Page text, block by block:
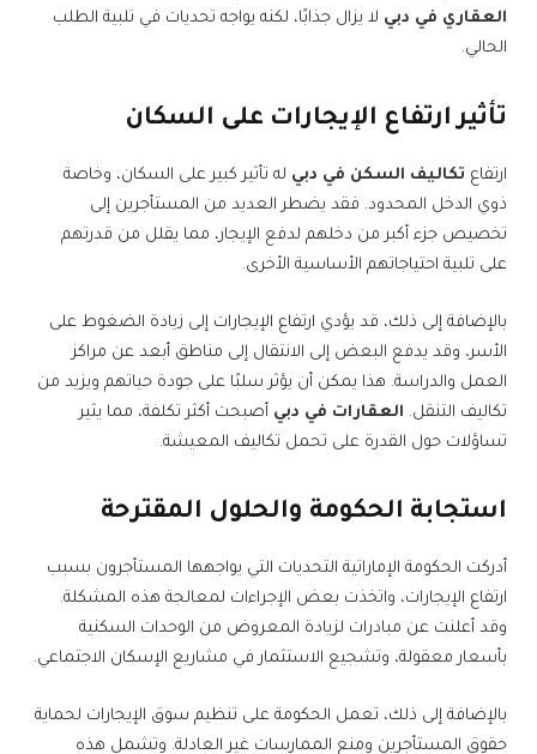
العقاري في دبي لا يزال جذابًا، لكنه يواجه تحديات في تلبية الطلب
الحالي.
تأثير ارتفاع الإيجارات على السكان
ارتفاع تكاليف السكن في دبي له تأثير كبير على السكان، وخاصة
ذوي الدخل المحدود. فقد يضطر العديد من المستأجرين إلى
تخصيص جزء أكبر من دخلهم لدفع الإيجار، مما يقلل من قدرتهم
على تلبية احتياجاتهم الأساسية الأخرى.
بالإضافة إلى ذلك، قد يؤدي ارتفاع الإيجارات إلى زيادة الضغوط على
الأسر، وقد يدفع البعض إلى الانتقال إلى مناطق أبعد عن مراكز
العمل والدراسة. هذا يمكن أن يؤثر سلبًا على جودة حياتهم ويزيد من
تكاليف التنقل. العقارات في دبي أصبحت أكثر تكلفة، مما يثير
تساؤلات حول القدرة على تحمل تكاليف المعيشة.
استجابة الحكومة والحلول المقترحة
أدركت الحكومة الإماراتية التحديات التي يواجهها المستأجرون بسبب
ارتفاع الإيجارات، واتخذت بعض الإجراءات لمعالجة هذه المشكلة.
وقد أعلنت عن مبادرات لزيادة المعروض من الوحدات السكنية
بأسعار معقولة، وتشجيع الاستثمار في مشاريع الإسكان الاجتماعي.
بالإضافة إلى ذلك، تعمل الحكومة على تنظيم سوق الإيجارات لحماية
حقوق المستأجرين ومنع الممارسات غير العادلة. وتشمل هذه